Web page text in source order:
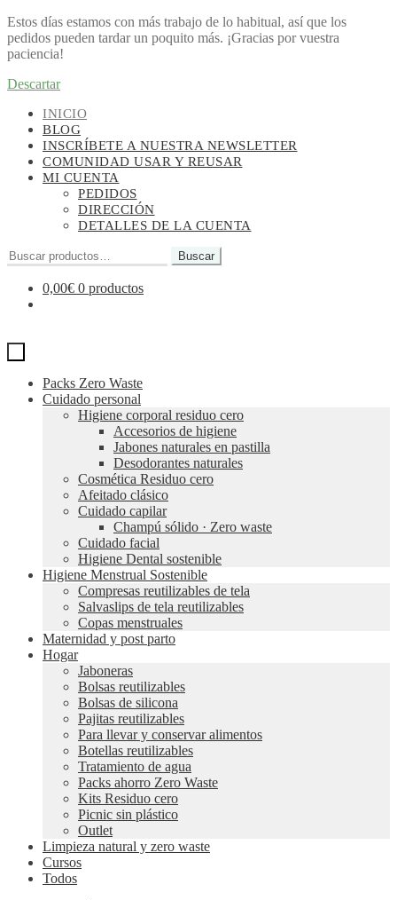
Estos días estamos con más trabajo de lo habitual, así que los
pedidos pueden tardar un poquito más. ¡Gracias por vuestra
paciencia!
Descartar
navegación
contenido
INICIO
BLOG
INSCRÍBETE A NUESTRA NEWSLETTER
COMUNIDAD USAR Y REUSAR
MI CUENTA
PEDIDOS
DIRECCIÓN
DETALLES DE LA CUENTA
Buscar
por:
Buscar
0,00€ 0 productos
Packs Zero Waste
Cuidado personal
Higiene corporal residuo cero
Accesorios de higiene
Jabones naturales en pastilla
Desodorantes naturales
Cosmética Residuo cero
Afeitado clásico
Cuidado capilar
Champú sólido · Zero waste
Cuidado facial
Higiene Dental sostenible
Higiene Menstrual Sostenible
Compresas reutilizables de tela
Salvaslips de tela reutilizables
Copas menstruales
Maternidad y post parto
Hogar
Jaboneras
Bolsas reutilizables
Bolsas de silicona
Pajitas reutilizables
Para llevar y conservar alimentos
Botellas reutilizables
Tratamiento de agua
Packs ahorro Zero Waste
Kits Residuo cero
Picnic sin plástico
Outlet
Limpieza natural y zero waste
Cursos
Todos